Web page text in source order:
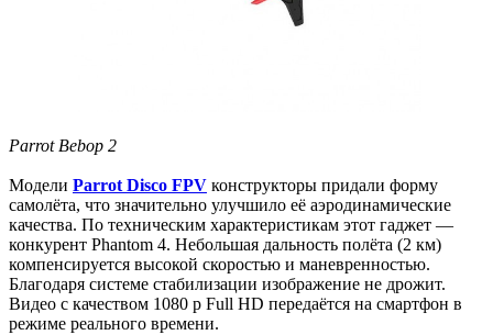
Parrot Bebop 2
Модели Parrot Disco FPV конструкторы придали форму
самолёта, что значительно улучшило её аэродинамические
качества. По техническим характеристикам этот гаджет —
конкурент Phantom 4. Небольшая дальность полёта (2 км)
компенсируется высокой скоростью и маневренностью.
Благодаря системе стабилизации изображение не дрожит.
Видео с качеством 1080 p Full HD передаётся на смартфон в
режиме реального времени.